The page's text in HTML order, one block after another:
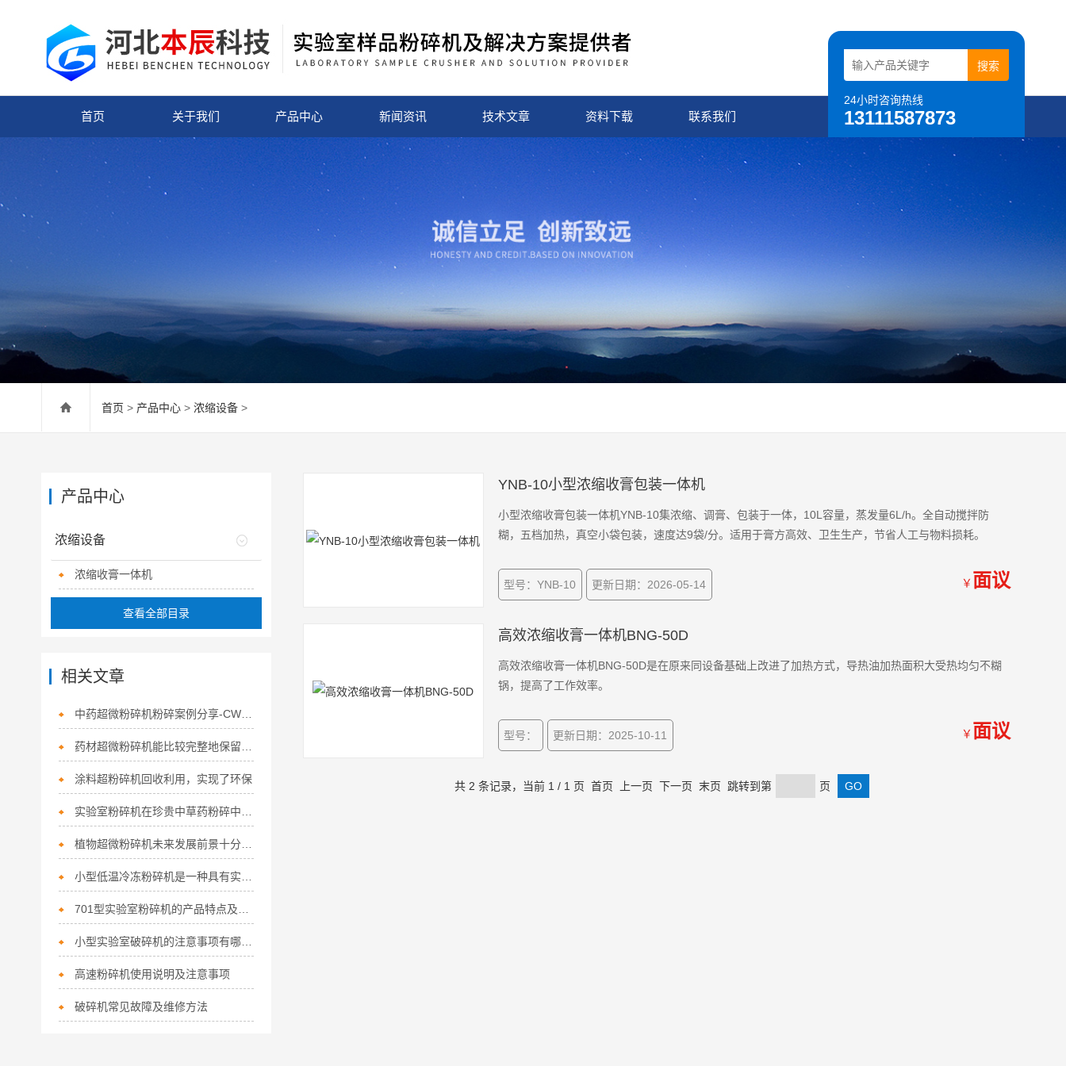
24小时咨询热线
13111587873
首页 关于我们 产品中心 新闻资讯 技术文章 资料下载 联系我们
首页 > 产品中心 > 浓缩设备 >
产品中心
浓缩设备
浓缩收膏一体机
查看全部目录
相关文章
中药超微粉碎机粉碎案例分享-CW-300S松花粉超微粉碎试机
涂料超粉碎机回收利用，实现了环保
小型实验室破碎机的注意事项有哪几点
高速粉碎机使用说明及注意事项
破碎机常见故障及维修方法
YNB-10小型浓缩收膏包装一体机
小型浓缩收膏包装一体机YNB-10集浓缩、调膏、包装于一体，10L容量，蒸发量6L/h。全自动搅拌防
糊，五档加热，真空小袋包装，速度达9袋/分。适用于膏方高效、卫生生产，节省人工与物料损耗。
型号：YNB-10 更新日期：2026-05-14 ￥ 面议
高效浓缩收膏一体机BNG-50D
高效浓缩收膏一体机BNG-50D是在原来同设备基础上改进了加热方式，导热油加热面积大受热均匀不糊
锅，提高了工作效率。
型号： 更新日期：2025-10-11 ￥ 面议
共 2 条记录，当前 1 / 1 页 首页 上一页 下一页 末页 跳转到第 页